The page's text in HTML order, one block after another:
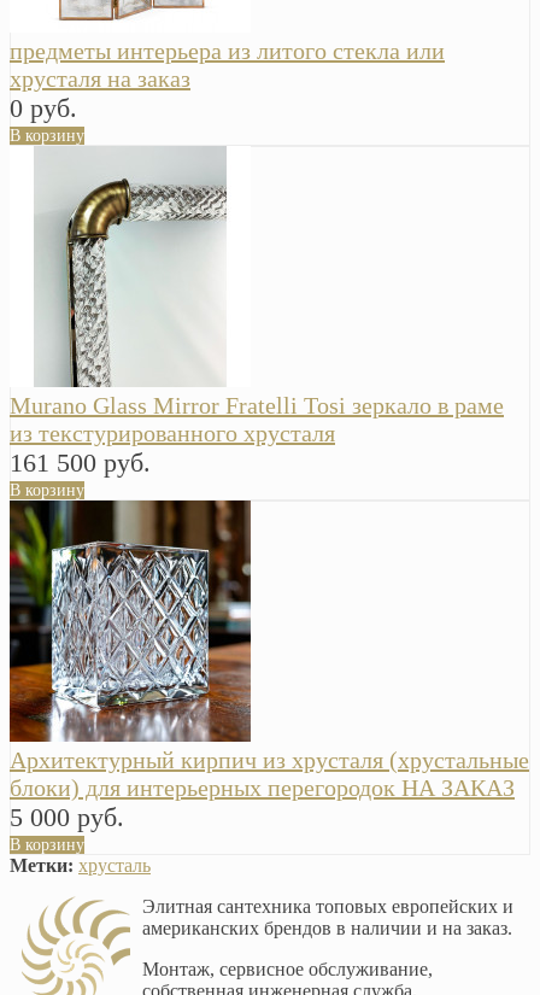
предметы интерьера из литого стекла или
хрусталя на заказ
0 руб.
В корзину
Murano Glass Mirror Fratelli Tosi зеркало в раме
из текстурированного хрусталя
161 500 руб.
В корзину
Архитектурный кирпич из хрусталя (хрустальные
блоки) для интерьерных перегородок НА ЗАКАЗ
5 000 руб.
В корзину
Метки: хрусталь
Элитная сантехника топовых европейских и
американских брендов в наличии и на заказ.
Монтаж, сервисное обслуживание,